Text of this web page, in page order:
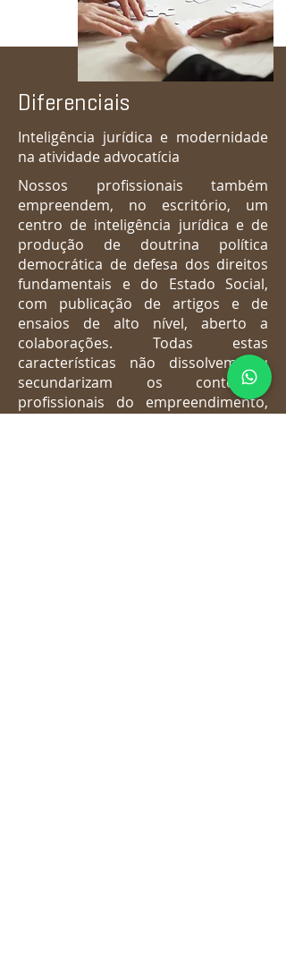
Diferenciais
Inteligência jurídica e modernidade
na atividade advocatícia
Nossos profissionais também
empreendem, no escritório, um
centro de inteligência jurídica e de
produção de doutrina política
democrática de defesa dos direitos
fundamentais e do Estado Social,
com publicação de artigos e de
ensaios de alto nível, aberto a
colaborações. Todas estas
características não dissolvem ou
secundarizam os conteúdos
profissionais do empreendimento,